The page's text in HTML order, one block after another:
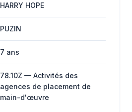
HARRY HOPE
PUZIN
7 ans
78.10Z — Activités des
agences de placement de
main-d'œuvre